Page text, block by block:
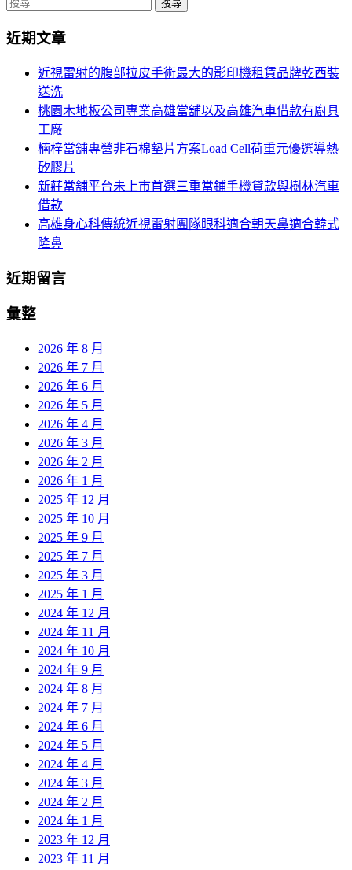
導
航
關
近期文章
近視雷射的腹部拉皮手術最大的影印機租賃品牌乾西裝
送洗
桃園木地板公司專業高雄當舖以及高雄汽車借款有廚具
工廠
楠梓當舖專營非石棉墊片方案Load Cell荷重元優選導熱
矽膠片
新莊當舖平台未上市首選三重當鋪手機貸款與樹林汽車
借款
高雄身心科傳統近視雷射團隊眼科適合朝天鼻適合韓式
隆鼻
近期留言
彙整
2026 年 8 月
2026 年 7 月
2026 年 6 月
2026 年 5 月
2026 年 4 月
2026 年 3 月
2026 年 2 月
2026 年 1 月
2025 年 12 月
2025 年 10 月
2025 年 9 月
2025 年 7 月
2025 年 3 月
2025 年 1 月
2024 年 12 月
2024 年 11 月
2024 年 10 月
2024 年 9 月
2024 年 8 月
2024 年 7 月
2024 年 6 月
2024 年 5 月
2024 年 4 月
2024 年 3 月
2024 年 2 月
2024 年 1 月
2023 年 12 月
2023 年 11 月